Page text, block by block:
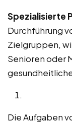
Spezialisierte
Durchführung
Zielgruppen,
Senioren oder
Die Aufgaben